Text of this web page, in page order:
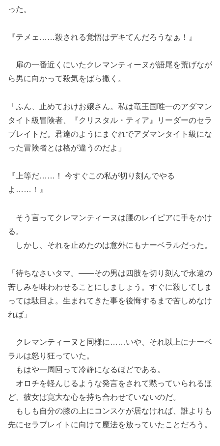
った。
『テメェ……殺される覚悟はデキてんだろうなぁ！』
扉の一番近くにいたクレマンティーヌが語尾を荒げなが
ら男に向かって殺気をばら撒く。
「ふん、止めておけお嬢さん。私は竜王国唯一のアダマン
タイト級冒険者、『クリスタル・ティア』リーダーのセラ
ブレイトだ。君達のようにまぐれでアダマンタイト級にな
った冒険者とは格が違うのだよ」
『上等だ……！ 今すぐこの私が切り刻んでやる
よ……！』
そう言ってクレマンティーヌは腰のレイピアに手をかけ
る。
しかし、それを止めたのは意外にもナーベラルだった。
「待ちなさいタマ。――その男は四肢を切り刻んで永遠の
苦しみを味わわせることにしましょう。すぐに殺してしま
っては駄目よ。生まれてきた事を後悔するまで苦しめなけ
れば」
クレマンティーヌと同様に……いや、それ以上にナーベ
ラルは怒り狂っていた。
もはや一周回って冷静になるほどである。
オロチを軽んじるような発言をされて黙っていられるほ
ど、彼女は寛大な心を持ち合わせていないのだ。
もしも自分の膝の上にコンスケが居なければ、誰よりも
先にセラブレイトに向けて魔法を放っていたことだろう。